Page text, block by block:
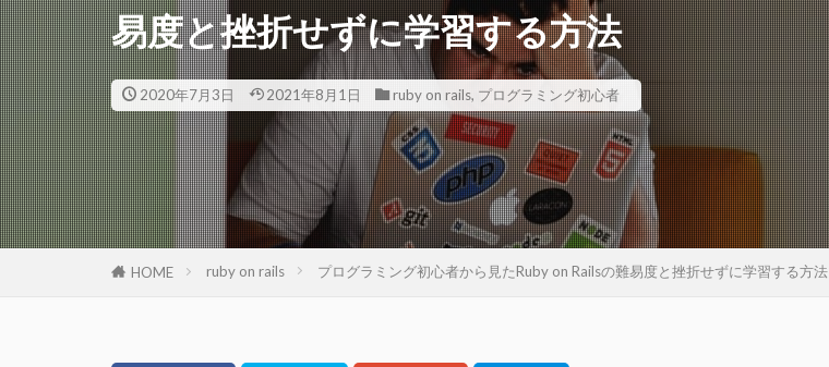
易度と挫折せずに学習する方法
2020年7月3日 2021年8月1日 ruby on rails, プログラミング初心者
HOME ruby on rails プログラミング初心者から見たRuby on Railsの難易度と挫折せずに学習する方法